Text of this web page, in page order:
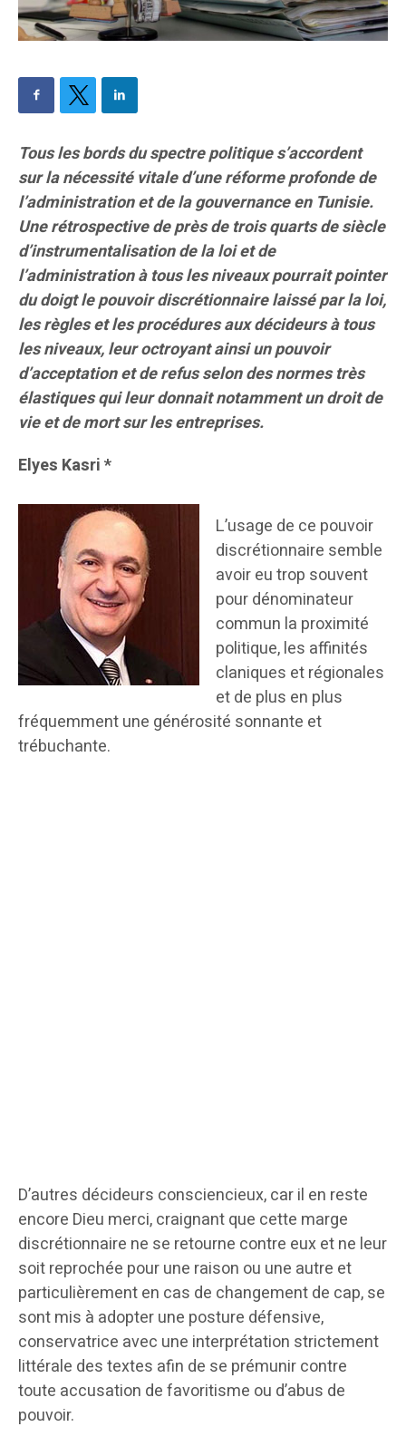
Tous les bords du spectre politique s’accordent
sur la nécessité vitale d’une réforme profonde de
l’administration et de la gouvernance en Tunisie.
Une rétrospective de près de trois quarts de siècle
d’instrumentalisation de la loi et de
l’administration à tous les niveaux pourrait pointer
du doigt le pouvoir discrétionnaire laissé par la loi,
les règles et les procédures aux décideurs à tous
les niveaux, leur octroyant ainsi un pouvoir
d’acceptation et de refus selon des normes très
élastiques qui leur donnait notamment un droit de
vie et de mort sur les entreprises.
Elyes Kasri *
L’usage de ce pouvoir
discrétionnaire semble
avoir eu trop souvent
pour dénominateur
commun la proximité
politique, les affinités
claniques et régionales
et de plus en plus
fréquemment une générosité sonnante et
trébuchante.
D’autres décideurs consciencieux, car il en reste
encore Dieu merci, craignant que cette marge
discrétionnaire ne se retourne contre eux et ne leur
soit reprochée pour une raison ou une autre et
particulièrement en cas de changement de cap, se
sont mis à adopter une posture défensive,
conservatrice avec une interprétation strictement
littérale des textes afin de se prémunir contre
toute accusation de favoritisme ou d’abus de
pouvoir.